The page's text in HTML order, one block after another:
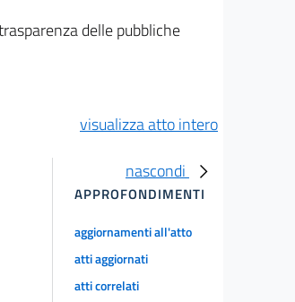
delle pubbliche
visualizza atto intero
nascondi
APPROFONDIMENTI
aggiornamenti all'atto
atti aggiornati
atti correlati